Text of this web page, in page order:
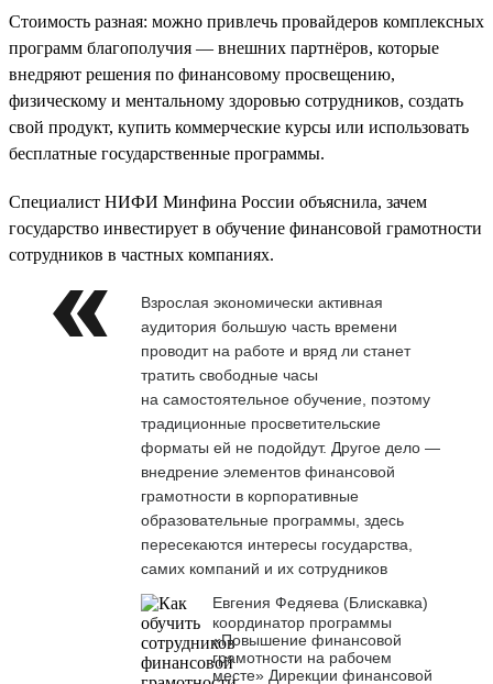
Стоимость разная: можно привлечь провайдеров комплексных
программ благополучия — внешних партнёров, которые
внедряют решения по финансовому просвещению,
физическому и ментальному здоровью сотрудников, создать
свой продукт, купить коммерческие курсы или использовать
бесплатные государственные программы.
Специалист НИФИ Минфина России объяснила, зачем
государство инвестирует в обучение финансовой грамотности
сотрудников в частных компаниях.
Взрослая экономически активная
аудитория большую часть времени
проводит на работе и вряд ли станет
тратить свободные часы
на самостоятельное обучение, поэтому
традиционные просветительские
форматы ей не подойдут. Другое дело —
внедрение элементов финансовой
грамотности в корпоративные
образовательные программы, здесь
пересекаются интересы государства,
самих компаний и их сотрудников
Евгения Федяева (Блискавка)
координатор программы
«Повышение финансовой
грамотности на рабочем
месте» Дирекции финансовой